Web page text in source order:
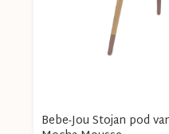
Bebe-Jou Stojan pod